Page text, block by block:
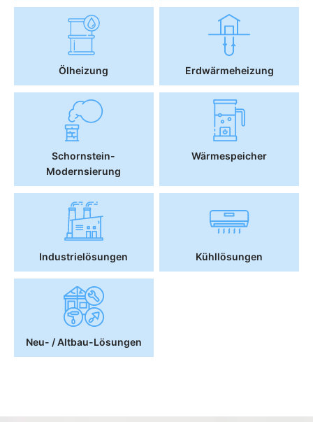
Ölheizung Erdwärmeheizung
Schornstein-
Modernsierung
Wärmespeicher
Industrielösungen Kühllösungen
Neu- / Altbau-Lösungen